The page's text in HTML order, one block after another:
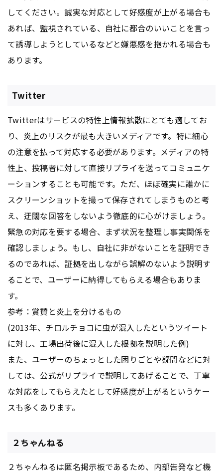
してください。誠実な対応として好感度が上がる場合も
あれば、監視されている、自社に都合のいいことを言っ
て誘導しようとしているなどと嫌悪感を抱かれる場合も
あります。
Twitter
Twitterはサービスの特性上情報拡散にとても適してお
り、炎上のリスクが最も大きいメディアです。特に細心
の注意を払って対応する必要があります。メディアの特
性上、投稿者に対して直接リプライを送ってコミュニケ
ーションすることも可能です。ただ、ほぼ確実に誰かに
スクリーンショットを撮って保存されてしまうものと考
え、迂闊な回答をしないよう徹底的に心がけましょう。
緊急の対応を要する場合、まず状況を整理し事実関係を
確認しましょう。もし、自社に非がないことを証明でき
るのであれば、証拠を出しながら誤解のないよう説明す
ることで、ユーザーに納得してもらえる場合もありま
す。
参考：賞賛と炎上を分けるもの
(2013年、チロルチョコに虫が混入したというツイート
に対し、工場出荷後に混入した根拠を説明した例)
また、ユーザーのちょっとした困りごとや疑問などに対
しては、公式がリプライで説明してあげることで、丁寧
な対応をしてもらえたとして好感度が上がるというケー
スも多くあります。
２ちゃんねる
２ちゃんねるは匿名掲示板であるため、内部告発など機